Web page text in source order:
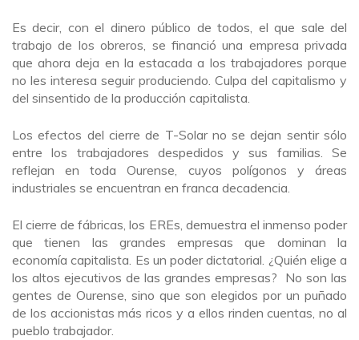
Es decir, con el dinero público de todos, el que sale del
trabajo de los obreros, se financió una empresa privada
que ahora deja en la estacada a los trabajadores porque
no les interesa seguir produciendo. Culpa del capitalismo y
del sinsentido de la producción capitalista.
Los efectos del cierre de T-Solar no se dejan sentir sólo
entre los trabajadores despedidos y sus familias. Se
reflejan en toda Ourense, cuyos polígonos y áreas
industriales se encuentran en franca decadencia.
El cierre de fábricas, los EREs, demuestra el inmenso poder
que tienen las grandes empresas que dominan la
economía capitalista. Es un poder dictatorial. ¿Quién elige a
los altos ejecutivos de las grandes empresas? No son las
gentes de Ourense, sino que son elegidos por un puñado
de los accionistas más ricos y a ellos rinden cuentas, no al
pueblo trabajador.